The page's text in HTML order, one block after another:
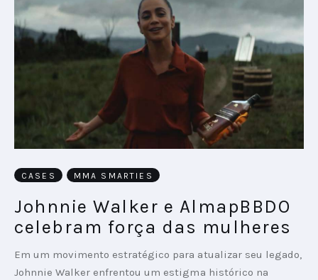
CASES MMA SMARTIES
Johnnie Walker e AlmapBBDO
celebram força das mulheres
Em um movimento estratégico para atualizar seu legado,
Johnnie Walker enfrentou um estigma histórico na